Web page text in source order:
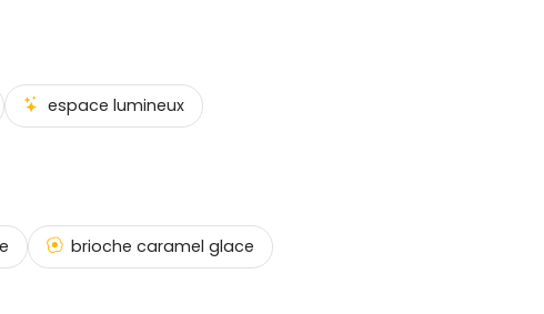
espace lumineux
brioche caramel glace